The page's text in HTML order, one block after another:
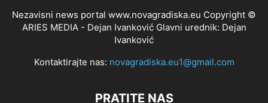
Nezavisni news portal www.novagradiska.eu Copyright ©
ARIES MEDIA - Dejan Ivanković Glavni urednik: Dejan
Ivanković
Kontaktirajte nas: novagradiska.eu1@gmail.com
PRATITE NAS